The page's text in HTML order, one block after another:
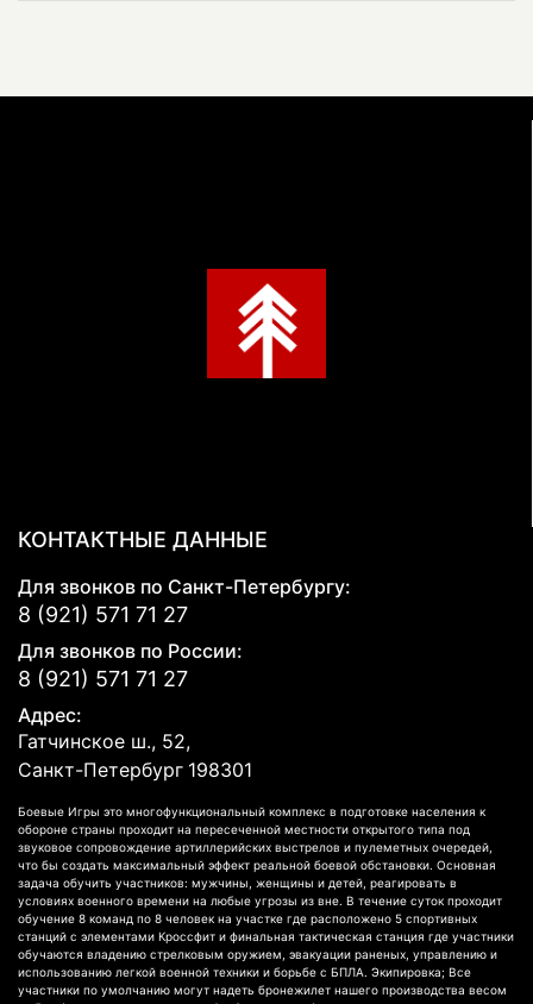
КОНТАКТНЫЕ ДАННЫЕ
Для звонков по Санкт-Петербургу:
8 (921) 571 71 27
Для звонков по России:
8 (921) 571 71 27
Адрес:
Гатчинское ш., 52,
Санкт-Петербург 198301
Боевые Игры это многофункциональный комплекс в подготовке населения к
обороне страны проходит на пересеченной местности открытого типа под
звуковое сопровождение артиллерийских выстрелов и пулеметных очередей,
что бы создать максимальный эффект реальной боевой обстановки. Основная
задача обучить участников: мужчины, женщины и детей, реагировать в
условиях военного времени на любые угрозы из вне. В течение суток проходит
обучение 8 команд по 8 человек на участке где расположено 5 спортивных
станций с элементами Кроссфит и финальная тактическая станция где участники
обучаются владению стрелковым оружием, эвакуации раненых, управлению и
использованию легкой военной техники и борьбе с БПЛА. Экипировка; Все
участники по умолчанию могут надеть бронежилет нашего производства весом